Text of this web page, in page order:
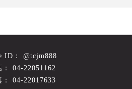
@tcjm888
04-22051162
04-22017633